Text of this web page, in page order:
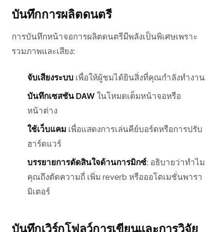
บันทึกการผลิตดนตรี
การบันทึกหน้าจอการผลิตดนตรีมีพลังเป็นพิเศษเพราะ
รวมภาพและเสียง:
จับเสียงระบบ เพื่อให้ผู้ชมได้ยินสิ่งที่คุณกำลังทำงาน
บันทึกเซสชัน DAW ในโหมดเต็มหน้าจอหรือ
หน้าต่าง
ใช้เว็บแคม เพื่อแสดงการเล่นคีย์บอร์ดหรือการปรับ
ฮาร์ดแวร์
บรรยายการตัดสินใจด้านการมิกซ์: อธิบายว่าทำไม
คุณถึงตัดความถี่ เพิ่ม reverb หรือออโตเมชั่นพารา
มิเตอร์
บันทึกเวิร์กโฟลว์การเขียนและการวิจัย